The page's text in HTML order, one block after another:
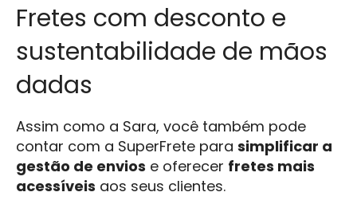
Fretes com desconto e
sustentabilidade de mãos
dadas
Assim como a Sara, você também pode
contar com a SuperFrete para simplificar a
gestão de envios e oferecer fretes mais
acessíveis aos seus clientes.